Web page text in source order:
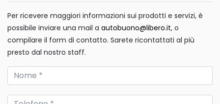
Per ricevere maggiori informazioni sui prodotti e servizi, è
possibile inviare una mail a autobuono@libero.it, o
compilare il form di contatto. Sarete ricontattati al più
presto dal nostro staff.